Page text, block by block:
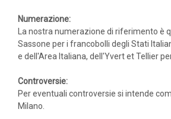
Numerazione:
La nostra numerazione di riferimento è
Sassone per i francobolli degli Stati
e dell'Area Italiana, dell'Yvert et Tellier
Controversie:
Per eventuali controversie si intende
Milano.